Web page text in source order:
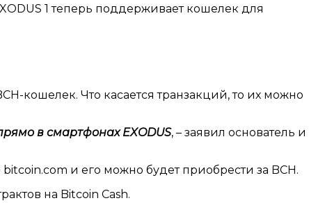
1 теперь поддерживает кошелек для
кошелек. Что касается транзакций, то их можно
в смартфонах EXODUS, – заявил основатель и
и его можно будет приобрести за BCH.
на Bitcoin Cash.